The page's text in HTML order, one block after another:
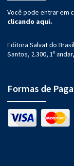
Você pode entrar em
clicando aqui.
Editora Salvat do
Santos, 2.300, 1º
Formas de